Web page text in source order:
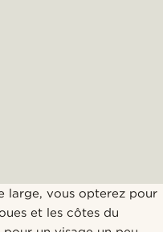
large, vous opterez pour
et les côtes du